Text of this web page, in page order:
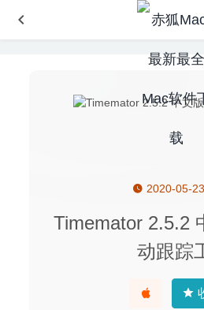
2020-05-
Timemator 2.5.2
动跟踪
WebVideoHunter Pro 6.1.5 – 网
Athentech Perfectly Clear
2020-08-20
balenaEtcher 1.18.4 – U盘启动盘
NeoFinder Business 7.5.2 – 文件